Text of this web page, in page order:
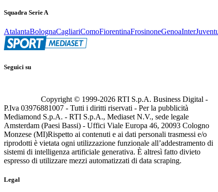
Squadra Serie A
AtalantaBolognaCagliariComoFiorentinaFrosinoneGenoaInter
Seguici su
Copyright © 1999-2026 RTI S.p.A. Business Digital -
P.Iva 03976881007 - Tutti i diritti riservati - Per la pubblicità
Mediamond S.p.A. - RTI S.p.A., Mediaset N.V., sede legale
Amsterdam (Paesi Bassi) - Uffici Viale Europa 46, 20093 Cologno
Monzese (MI)Rispetto ai contenuti e ai dati personali trasmessi e/o
riprodotti è vietata ogni utilizzazione funzionale all’addestramento di
sistemi di intelligenza artificiale generativa. È altresì fatto divieto
espresso di utilizzare mezzi automatizzati di data scraping.
Legal